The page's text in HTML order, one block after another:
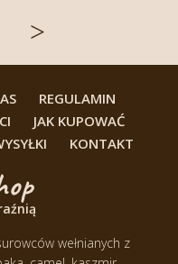
>
REGULAMIN
JAK KUPOWAĆ
KONTAKT
wełnianych z